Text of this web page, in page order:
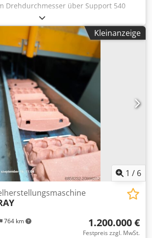
Drehdurchmesser über Support 540
Ab Njha Drehlänge 4000 mm
Spitzenweite 4000 mm
9 - 1140 U/min Spindeldurchlass 96
ca. 8,5 t Abmessungen der
H 7,0 x 1,70 x 1,70 m - mit Brücke -
FORKARDT 400 mmø, 4-
mmø, Planscheibe 800 mmø, Digitale auf
RITE, MULTIFIX-Kopf mit div. Einsätzen, 2
Lünette, mitl. Spitze,
Kleinanzeige
1 / 6
764 km 1.200.000 €
Festpreis zzgl. MwSt.